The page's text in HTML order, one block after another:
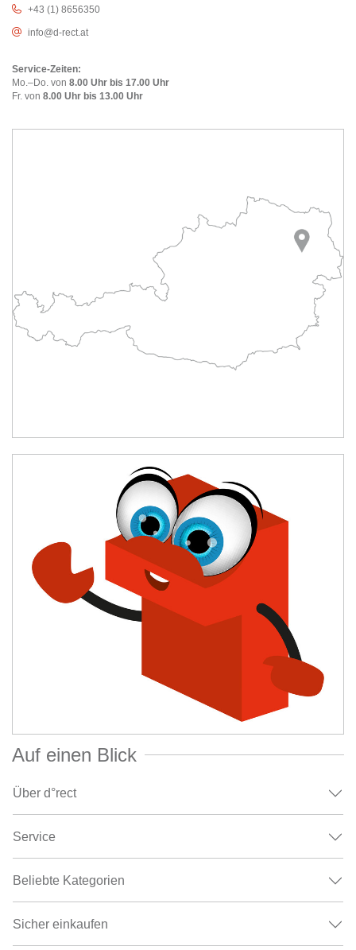
+43 (1) 8656350
info@d-rect.at
Service-Zeiten:
Mo.–Do. von 8.00 Uhr bis 17.00 Uhr
Fr. von 8.00 Uhr bis 13.00 Uhr
Auf einen Blick
Über d°rect
Service
Beliebte Kategorien
Sicher einkaufen